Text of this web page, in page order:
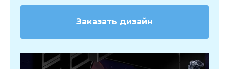
Заказать дизайн